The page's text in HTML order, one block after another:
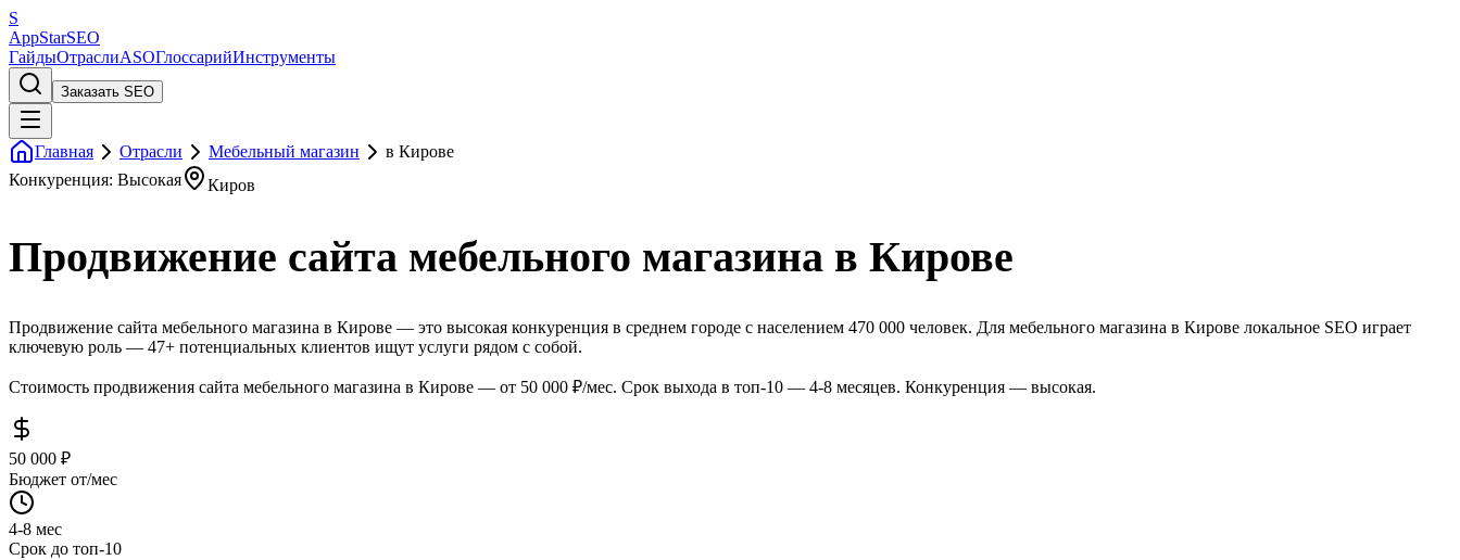
S
AppStarSEO
ГайдыОтраслиASOГлоссарийИнструменты
Заказать SEO
Главная Отрасли Мебельный магазин
в Кирове
Конкуренция: Высокая
Киров
Продвижение сайта мебельного магазина в Кирове
Продвижение сайта мебельного магазина в Кирове — это высокая конкуренция в среднем городе с населением 470 000 человек. Для мебельного магазина в Кирове локальное SEO играет
ключевую роль — 47+ потенциальных клиентов ищут услуги рядом с собой.
Стоимость продвижения сайта мебельного магазина в Кирове — от 50 000 ₽/мес. Срок выхода в топ-10 — 4-8 месяцев. Конкуренция — высокая.
50 000 ₽
Бюджет от/мес
4-8 мес
Срок до топ-10